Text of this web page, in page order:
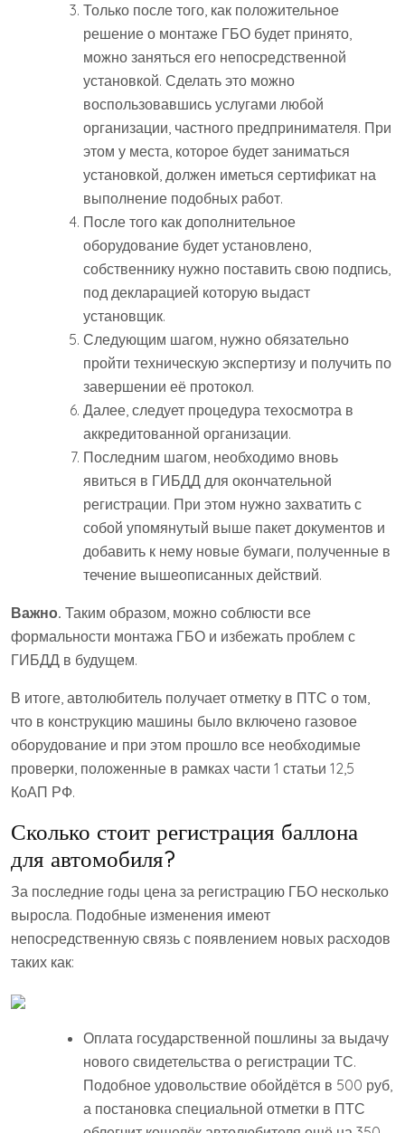
Только после того, как положительное
решение о монтаже ГБО будет принято,
можно заняться его непосредственной
установкой. Сделать это можно
воспользовавшись услугами любой
организации, частного предпринимателя. При
этом у места, которое будет заниматься
установкой, должен иметься сертификат на
выполнение подобных работ.
После того как дополнительное
оборудование будет установлено,
собственнику нужно поставить свою подпись,
под декларацией которую выдаст
установщик.
Следующим шагом, нужно обязательно
пройти техническую экспертизу и получить по
завершении её протокол.
Далее, следует процедура техосмотра в
аккредитованной организации.
Последним шагом, необходимо вновь
явиться в ГИБДД для окончательной
регистрации. При этом нужно захватить с
собой упомянутый выше пакет документов и
добавить к нему новые бумаги, полученные в
течение вышеописанных действий.
Важно. Таким образом, можно соблюсти все
формальности монтажа ГБО и избежать проблем с
ГИБДД в будущем.
В итоге, автолюбитель получает отметку в ПТС о том,
что в конструкцию машины было включено газовое
оборудование и при этом прошло все необходимые
проверки, положенные в рамках части 1 статьи 12,5
КоАП РФ.
Сколько стоит регистрация баллона
для автомобиля?
За последние годы цена за регистрацию ГБО несколько
выросла. Подобные изменения имеют
непосредственную связь с появлением новых расходов
таких как:
Оплата государственной пошлины за выдачу
нового свидетельства о регистрации ТС.
Подобное удовольствие обойдётся в 500 руб,
а постановка специальной отметки в ПТС